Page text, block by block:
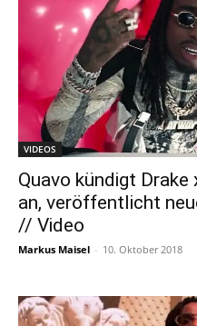
VIDEOS
Quavo kündigt
an, veröffentlicht
// Video
Markus Maisel - 10. Oktober 2018